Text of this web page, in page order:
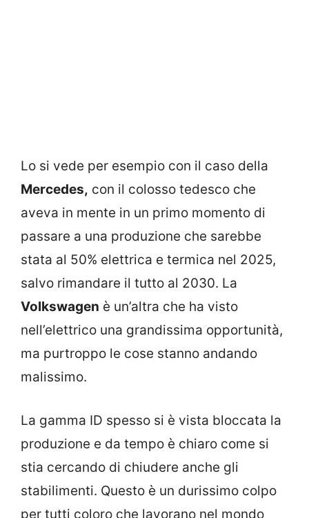
Lo si vede per esempio con il caso della
Mercedes, con il colosso tedesco che
aveva in mente in un primo momento di
passare a una produzione che sarebbe
stata al 50% elettrica e termica nel 2025,
salvo rimandare il tutto al 2030. La
Volkswagen è un’altra che ha visto
nell’elettrico una grandissima opportunità,
ma purtroppo le cose stanno andando
malissimo.
La gamma ID spesso si è vista bloccata la
produzione e da tempo è chiaro come si
stia cercando di chiudere anche gli
stabilimenti. Questo è un durissimo colpo
per tutti coloro che lavorano nel mondo